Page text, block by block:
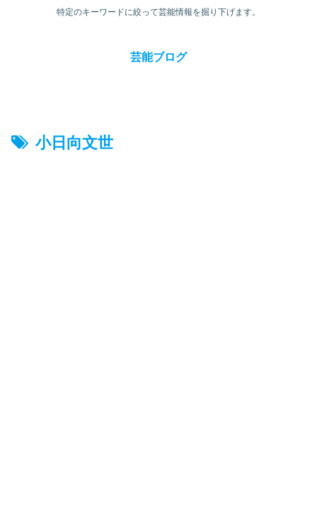
特定のキーワードに絞って芸能情報を掘り下げます。
芸能ブログ
小日向文世